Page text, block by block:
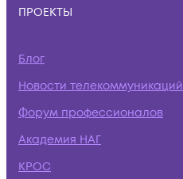
ПРОЕКТЫ
Блог
Новости телекоммуникаций
Форум профессионалов
Академия НАГ
КРОС